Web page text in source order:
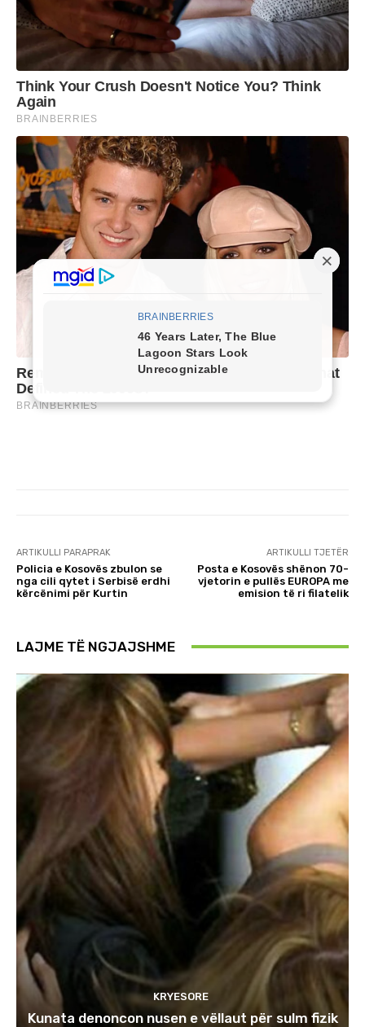
ARTIKULLI PARAPRAK
Policia e Kosovës zbulon se
nga cili qytet i Serbisë erdhi
kërcënimi për Kurtin
ARTIKULLI TJETËR
Posta e Kosovës shënon 70-
vjetorin e pullës EUROPA me
emision të ri filatelik
LAJME TË NGJAJSHME
KRYESORE
Kunata denoncon nusen e vëllaut për sulm fizik